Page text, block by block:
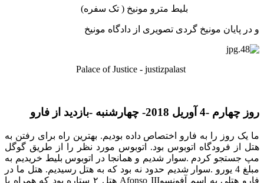
بلیط مترو مونیخ ( تک سفره)
و در پایان مونیخ گردی تصویری از دادگاه مونیخ
روز چهارم -4 آوریل 2018- چهارشنبه -بازدید از فارو
ما یک روز را به فارو اختصاص داده بودیم. بهترین راه برای رفتن به
هتل از فرودگاه اتوبوس بود. اتوبوس مورد نظر را از طریق گوگل
مپ جستجو کردم .سوار شدیم و همانجا در اتوبوس بلیط خریدیم به
مبلغ 4 یورو .سوار شدیم حدود نه بود که به هتل رسیدیم. هتل ما در
فارو هتلی به اسم آفونسوAfonso III هتل ۲ ستاره بود که همراه با